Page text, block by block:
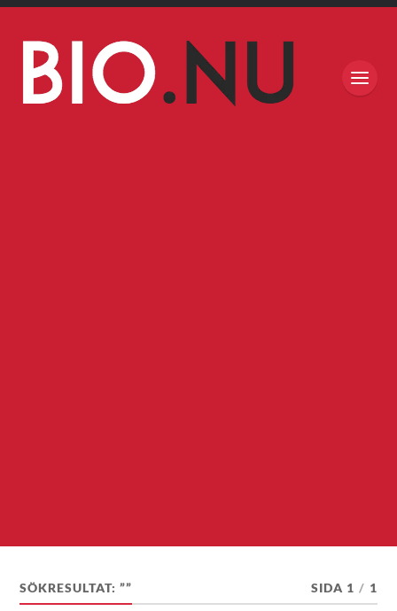
SÖKRESULTAT: ”” SIDA 1 / 1